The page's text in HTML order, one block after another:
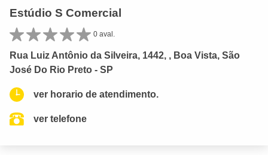
Estúdio S Comercial
0 aval.
Rua Luiz Antônio da Silveira, 1442, , Boa Vista, São
José Do Rio Preto - SP
ver horario de atendimento.
ver telefone